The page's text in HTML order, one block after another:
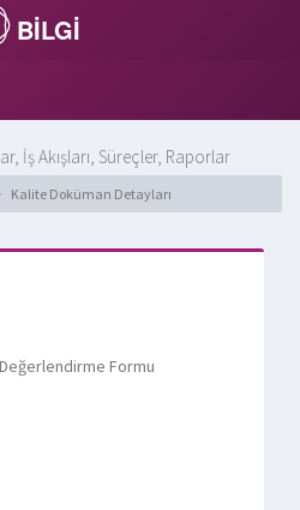
BİLGİ
İş Akışları, Süreçler, Raporlar
Kalite Doküman Detayları
Formu